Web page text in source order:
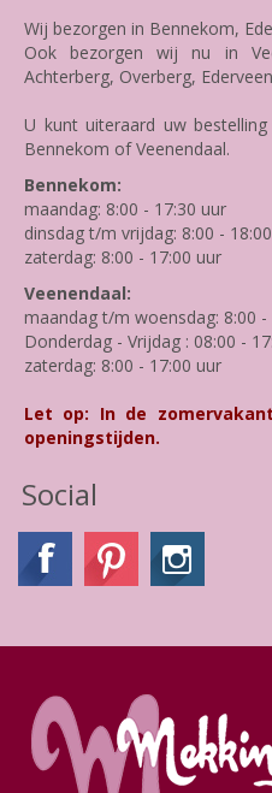
Wij bezorgen in Bennekom,
Ook bezorgen wij nu in
Achterberg, Overberg,
U kunt uiteraard uw
Bennekom of Veenendaal.
Bennekom:
maandag: 8:00 - 17:30 uur
dinsdag t/m vrijdag: 8:00 -
zaterdag: 8:00 - 17:00 uur
Veenendaal:
maandag t/m woensdag: 8:00 -
Donderdag - Vrijdag : 08:00 -
zaterdag: 8:00 - 17:00 uur
Let op: In de
openingstijden.
Social